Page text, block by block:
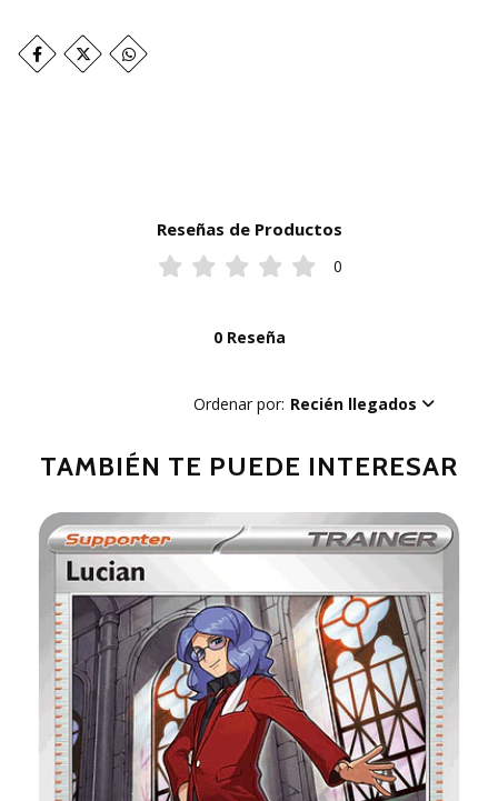
Reseñas de Productos
0
0 Reseña
Ordenar por: Recién llegados
TAMBIÉN TE PUEDE INTERESAR